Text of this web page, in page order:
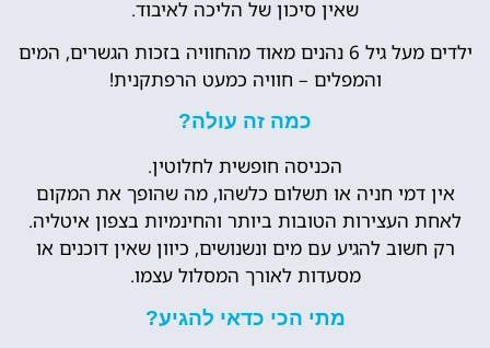
שאין סיכון של הליכה לאיבוד.
ילדים מעל גיל 6 נהנים מאוד מהחוויה בזכות הגשרים, המים
והמפלים – חוויה כמעט הרפתקנית!
כמה זה עולה?
הכניסה חופשית לחלוטין.
אין דמי חניה או תשלום כלשהו, מה שהופך את המקום
לאחת העצירות הטובות ביותר והחינמיות בצפון איטליה.
רק חשוב להגיע עם מים ונשנושים, כיוון שאין דוכנים או
מסעדות לאורך המסלול עצמו.
מתי הכי כדאי להגיע?